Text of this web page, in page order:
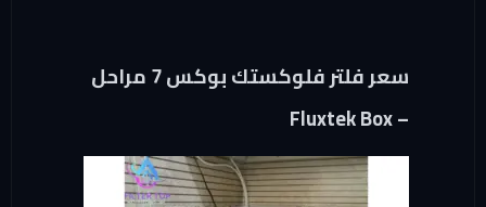
سعر فلتر فلوكستك بوكس 7 مراحل
– Fluxtek Box